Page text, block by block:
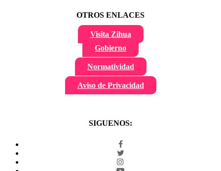
OTROS ENLACES
Visita Zihua
Gobierno
Normatividad
Aviso de Privacidad
SIGUENOS:
facebook
twitter
Instagram